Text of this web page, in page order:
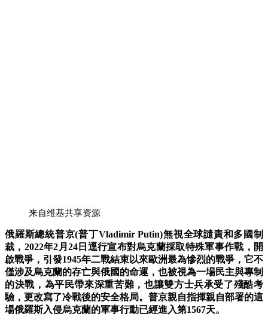
来自维基共享资源
俄羅斯總統普京(普丁Vladimir Putin)無視全球譴責和多國制
裁，2022年2月24日逕行宣布對烏克蘭採取特殊軍事作戰，開
啟戰爭，引發1945年二戰結束以來歐洲最為慘烈的戰爭，它不
僅涉及烏克蘭的存亡與俄國的命運，也被視為一場民主與專制
的決戰， 為平民帶來深重苦難，也讓雙方士兵承受了殘酷考
驗，更改寫了冷戰後的安全格局。 普京親自指揮親自部署的這
場俄羅斯入侵烏克蘭的軍事行動已經進入第1567天。